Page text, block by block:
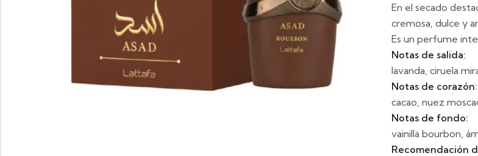
En el secado
cremosa, dulce y
Es un perfume
Notas de salida:
lavanda, ciruela
Notas de corazón:
cacao, nuez
Notas de fondo:
vainilla bourbon,
Recomendación